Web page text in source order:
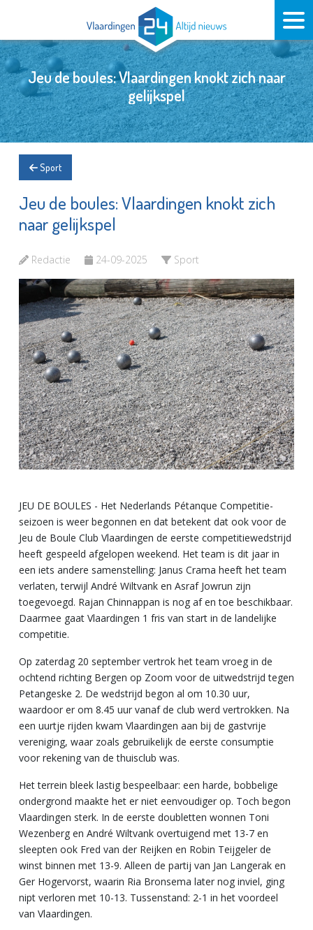
Jeu de boules: Vlaardingen knokt zich naar
gelijkspel
Sport
Jeu de boules: Vlaardingen knokt zich
naar gelijkspel
Redactie 24-09-2025 Sport
JEU DE BOULES - Het Nederlands Pétanque Competitie-
seizoen is weer begonnen en dat betekent dat ook voor de
Jeu de Boule Club Vlaardingen de eerste competitiewedstrijd
heeft gespeeld afgelopen weekend. Het team is dit jaar in
een iets andere samenstelling: Janus Crama heeft het team
verlaten, terwijl André Wiltvank en Asraf Jowrun zijn
toegevoegd. Rajan Chinnappan is nog af en toe beschikbaar.
Daarmee gaat Vlaardingen 1 fris van start in de landelijke
competitie.
Op zaterdag 20 september vertrok het team vroeg in de
ochtend richting Bergen op Zoom voor de uitwedstrijd tegen
Petangeske 2. De wedstrijd begon al om 10.30 uur,
waardoor er om 8.45 uur vanaf de club werd vertrokken. Na
een uurtje rijden kwam Vlaardingen aan bij de gastvrije
vereniging, waar zoals gebruikelijk de eerste consumptie
voor rekening van de thuisclub was.
Het terrein bleek lastig bespeelbaar: een harde, bobbelige
ondergrond maakte het er niet eenvoudiger op. Toch begon
Vlaardingen sterk. In de eerste doubletten wonnen Toni
Wezenberg en André Wiltvank overtuigend met 13-7 en
sleepten ook Fred van der Reijken en Robin Teijgeler de
winst binnen met 13-9. Alleen de partij van Jan Langerak en
Ger Hogervorst, waarin Ria Bronsema later nog inviel, ging
nipt verloren met 10-13. Tussenstand: 2-1 in het voordeel
van Vlaardingen.